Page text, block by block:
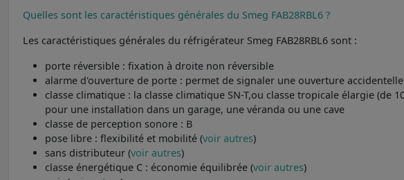
Quelles sont les caractéristiques générales du Smeg FAB28RBL6 ?
Les caractéristiques générales du réfrigérateur Smeg FAB28RBL6 sont :
porte réversible : fixation à droite non réversible
alarme d'ouverture de porte : permet de signaler une ouverture
classe climatique : la classe climatique SN-T,ou classe tropicale élargie (de
pour une installation dans un garage, une véranda ou une cave
classe de perception sonore : B
pose libre : flexibilité et mobilité (voir autres)
sans distributeur (voir autres)
classe énergétique C : économie équilibrée (voir autres)